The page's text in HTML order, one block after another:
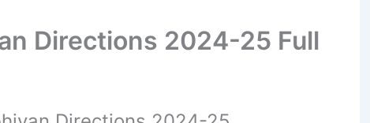
Directions 2024-25 Full